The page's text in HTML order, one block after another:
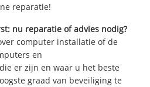
reparatie!
nu reparatie of advies nodig?
computer installatie of de
en
er zijn en waar u het beste
graad van beveiliging te